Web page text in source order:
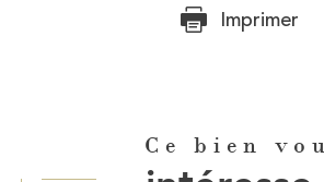
Imprimer
Ce bien